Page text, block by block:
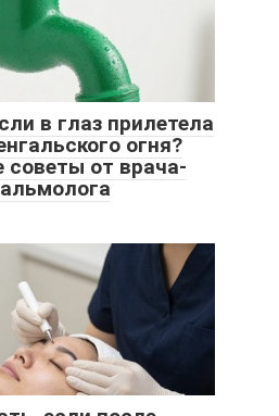
в глаз прилетела
огня?
советы от врача-